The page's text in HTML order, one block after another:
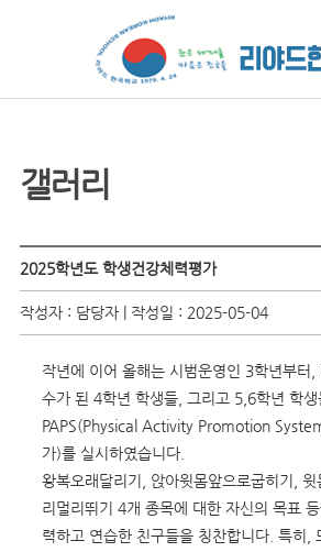
갤러리
2025학년도 학생건강체력평가
작성자 : 담당자 | 작성일 : 2025-05-04
작년에 이어 올해는 시범운영인 3학년부터,
수가 된 4학년 학생들, 그리고 5,6학년 학생
PAPS(Physical Activity Promotion
가)를 실시하였습니다.
왕복오래달리기, 앉아윗몸앞으로굽히기,
리멀리뛰기 4개 종목에 대한 자신의 목표
력하고 연습한 친구들을 칭찬합니다. 특히,